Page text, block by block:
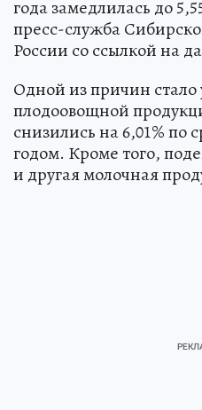
года замедлилась до
пресс-служба
России со ссылкой на
Одной из причин
плодоовощной
снизились на 6,01%
годом. Кроме того,
и другая молочная